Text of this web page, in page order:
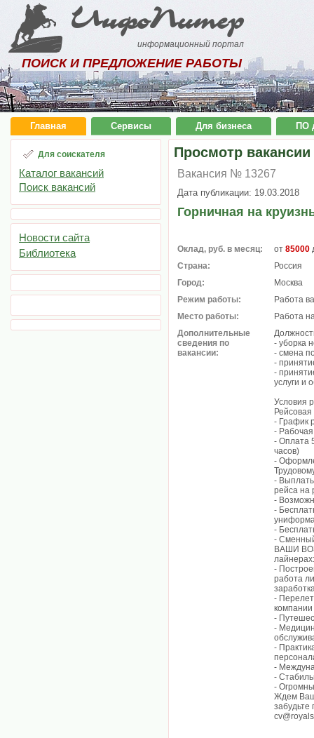
ИнфоПитер
информационный портал
ПОИСК И ПРЕДЛОЖЕНИЕ РАБОТЫ
Главная Сервисы Для бизнеса ПО
Для соискателя
Каталог вакансий
Поиск вакансий
Новости сайта
Библиотека
Просмотр вакансии
Вакансия № 13267
Дата публикации: 19.03.2018
Горничная на
Оклад, руб. в месяц: от 85000
Страна:
Россия
Город:
Москва
Режим работы:
Работа
Место работы:
Работа
Дополнительные
сведения по
вакансии:
- уборка
- смена
-
-
услуги и
Условия
- График
-
- Оплата
часов)
-
-
рейса на
-
-
-
-
ВАШИ
лайнерах:
-
работа
-
компании
-
-
-
-
-
-
Ждем
забудьте